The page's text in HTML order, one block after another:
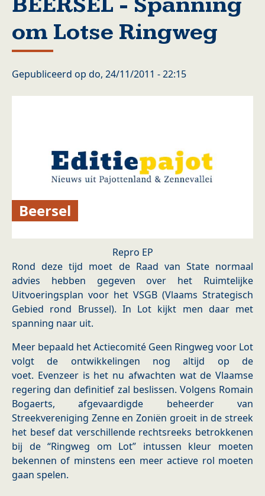
om Lotse Ringweg
Gepubliceerd op do, 24/11/2011 - 22:15
Beersel
Repro EP
Rond deze tijd moet de Raad van State normaal
advies hebben gegeven over het Ruimtelijke
Uitvoeringsplan voor het VSGB (Vlaams Strategisch
Gebied rond Brussel). In Lot kijkt men daar met
spanning naar uit.
Meer bepaald het Actiecomité Geen Ringweg voor Lot
volgt de ontwikkelingen nog altijd op de
voet. Evenzeer is het nu afwachten wat de Vlaamse
regering dan definitief zal beslissen. Volgens Romain
Bogaerts, afgevaardigde beheerder van
Streekvereniging Zenne en Zoniën groeit in de streek
het besef dat verschillende rechtsreeks betrokkenen
bij de “Ringweg om Lot” intussen kleur moeten
bekennen of minstens een meer actieve rol moeten
gaan spelen.